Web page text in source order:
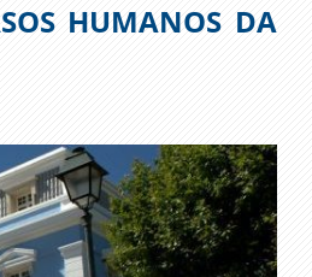
HUMANOS DA